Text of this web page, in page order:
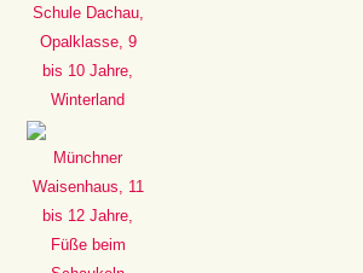
Schule Dachau,
Opalklasse, 9
bis 10 Jahre,
Winterland
Münchner
Waisenhaus, 11
bis 12 Jahre,
Füße beim